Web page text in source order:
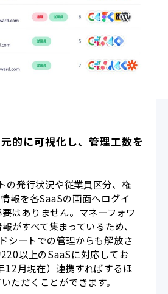
的に可視化し、管理工数を
の発行状況や従業員区分、権
報を各SaaSの画面へログイ
はありません。マネーフォワ
がすべて集まっているため、
シートでの管理からも解放さ
以上のSaaSに対応してお
12月現在）連携すればするほ
ただくことができます。